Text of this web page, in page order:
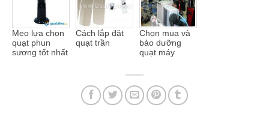
Mẹo lựa chọn
quạt phun
sương tốt nhất
Cách lắp đặt
quạt trần
Chọn mua và
bảo dưỡng
quạt máy